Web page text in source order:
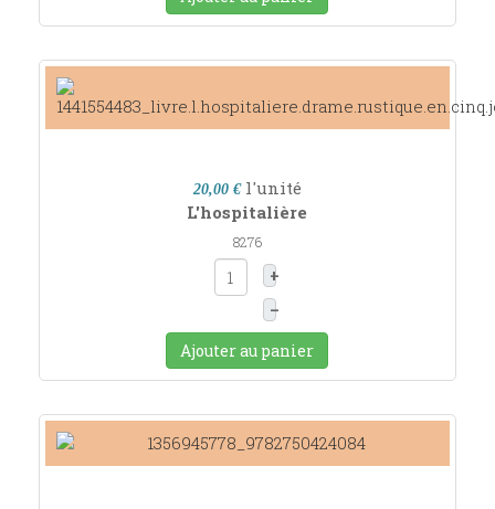
20,00 € l'unité
L'hospitalière
8276
+
–
Ajouter au panier